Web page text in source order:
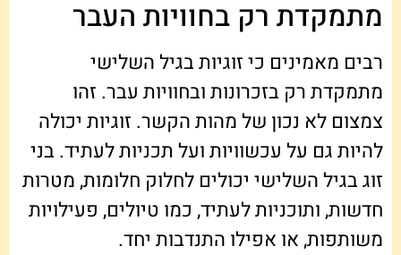
מתמקדת רק בחוויות העבר
רבים מאמינים כי זוגיות בגיל השלישי
מתמקדת רק בזכרונות ובחוויות עבר. זהו
צמצום לא נכון של מהות הקשר. זוגיות יכולה
להיות גם על עכשוויות ועל תכניות לעתיד. בני
זוג בגיל השלישי יכולים לחלוק חלומות, מטרות
חדשות, ותוכניות לעתיד, כמו טיולים, פעילויות
משותפות, או אפילו התנדבות יחד.